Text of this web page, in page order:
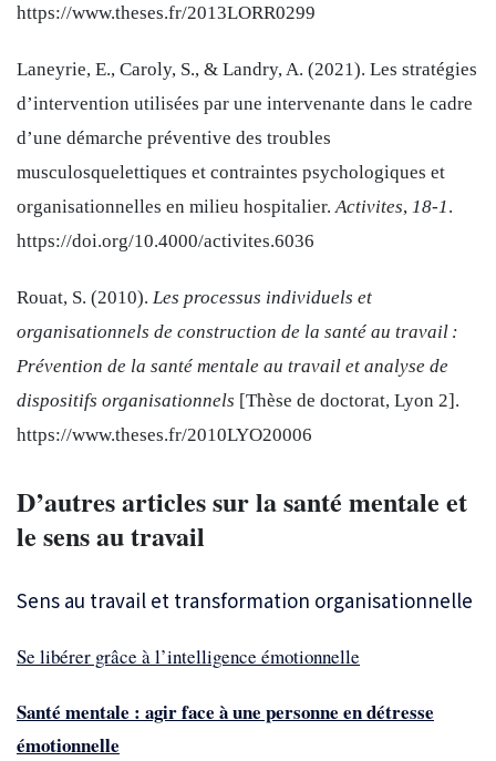
https://www.theses.fr/2013LORR0299
Laneyrie, E., Caroly, S., & Landry, A. (2021). Les stratégies
d’intervention utilisées par une intervenante dans le cadre
d’une démarche préventive des troubles
musculosquelettiques et contraintes psychologiques et
organisationnelles en milieu hospitalier.Activites, 18‑1.
https://doi.org/10.4000/activites.6036
Rouat, S. (2010). Les processus individuels et
organisationnels de construction de la santé au travail :
Prévention de la santé mentale au travail et analyse de
dispositifs organisationnels [Thèse de doctorat, Lyon 2].
https://www.theses.fr/2010LYO20006
D’autres articles sur la santé mentale et
le sens au travail
Sens au travail et transformation organisationnelle
Se libérer grâce à l’intelligence émotionnelle
Santé mentale : agir face à une personne en détresse
émotionnelle